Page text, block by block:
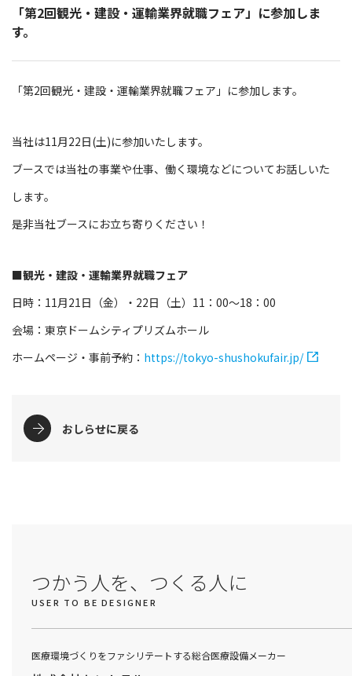
「第2回観光・建設・運輸業界就職フェア」に参加しま
す。
「第2回観光・建設・運輸業界就職フェア」に参加します。
当社は11月22日(土)に参加いたします。
ブースでは当社の事業や仕事、働く環境などについてお話しいた
します。
是非当社ブースにお立ち寄りください！
■観光・建設・運輸業界就職フェア
日時：11月21日（金）・22日（土）11：00〜18：00
会場：東京ドームシティプリズムホール
ホームページ・事前予約： https://tokyo-shushokufair.jp/
おしらせに戻る
つかう人を、つくる人に
USER TO BE DESIGNER
医療環境づくりをファシリテートする総合医療設備メーカー